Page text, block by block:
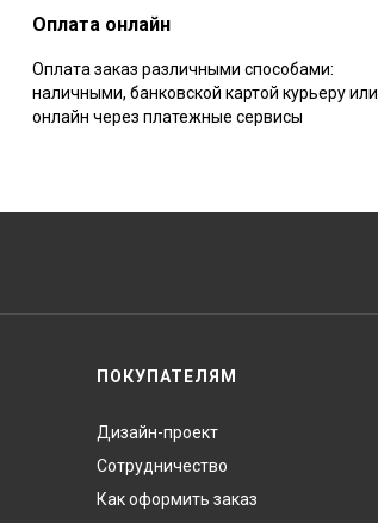
Оплата онлайн
Оплата заказ различными способами:
наличными, банковской картой курьеру или
онлайн через платежные сервисы
ПОКУПАТЕЛЯМ
Дизайн-проект
Сотрудничество
Как оформить заказ